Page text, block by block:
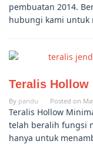
pembuatan 2014.
hubungi kami untuk
Teralis
By pandu Posted on
Teralis Hollow
telah beralih fungsi
hanya untuk